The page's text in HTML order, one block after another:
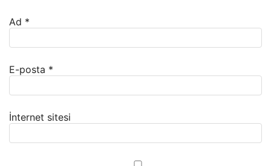
Ad *
E-posta *
İnternet sitesi